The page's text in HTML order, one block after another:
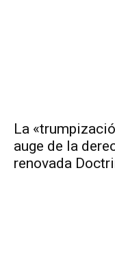
La
auge de la
renovada